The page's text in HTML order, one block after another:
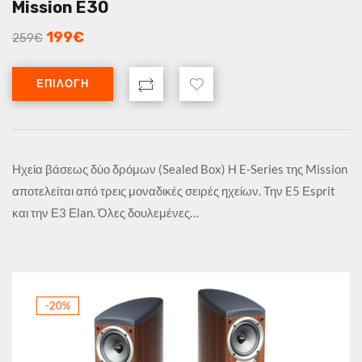
Mission E30
259€ 199€
ΕΠΙΛΟΓΉ
Ηχεία βάσεως δύο δρόμων (Sealed Box) Η E-Series της Mission
αποτελείται από τρεις μοναδικές σειρές ηχείων. Την E5 Εsprit
και την Ε3 Εlan. Όλες δουλεμένες…
-20%